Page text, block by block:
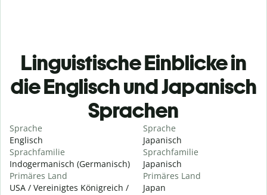
Linguistische Einblicke in
die Englisch und Japanisch
Sprachen
Sprache
Englisch
Sprachfamilie
Indogermanisch (Germanisch)
Primäres Land
USA / Vereinigtes Königreich /
Sprache
Japanisch
Sprachfamilie
Japanisch
Primäres Land
Japan